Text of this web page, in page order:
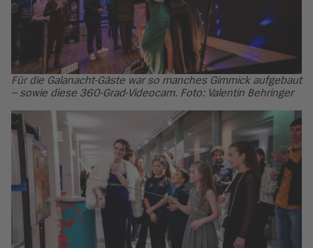
Für die Galanacht-Gäste war so manches Gimmick aufgebaut
– sowie diese 360-Grad-Videocam. Foto: Valentin Behringer